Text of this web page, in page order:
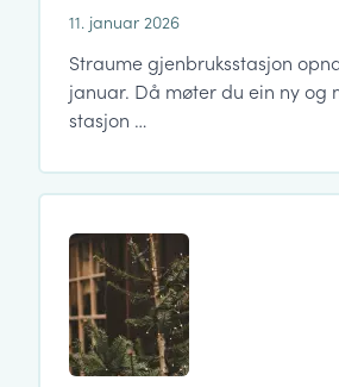
11. januar 2026
Straume gjenbruksstasjon
januar. Då møter du ein ny og
stasjon …